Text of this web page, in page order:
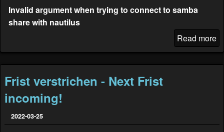
Invalid argument when trying to connect to samba
share with nautilus
Read more
Frist verstrichen - Next Frist
incoming!
2022-03-25